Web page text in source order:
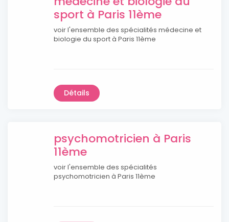
sport à Paris 11ème
voir l'ensemble des spécialités médecine et
biologie du sport à Paris 11ème
Détails
psychomotricien à Paris
11ème
voir l'ensemble des spécialités
psychomotricien à Paris 11ème